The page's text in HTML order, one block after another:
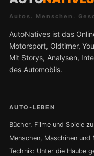
Autos. Menschen.
AutoNatives ist das
Motorsport, Oldtimer,
Mit Storys, Analysen,
des Automobils.
AUTO-LEBEN
Bücher, Filme und Spiele
Menschen, Maschinen und
Technik: Unter die Haube